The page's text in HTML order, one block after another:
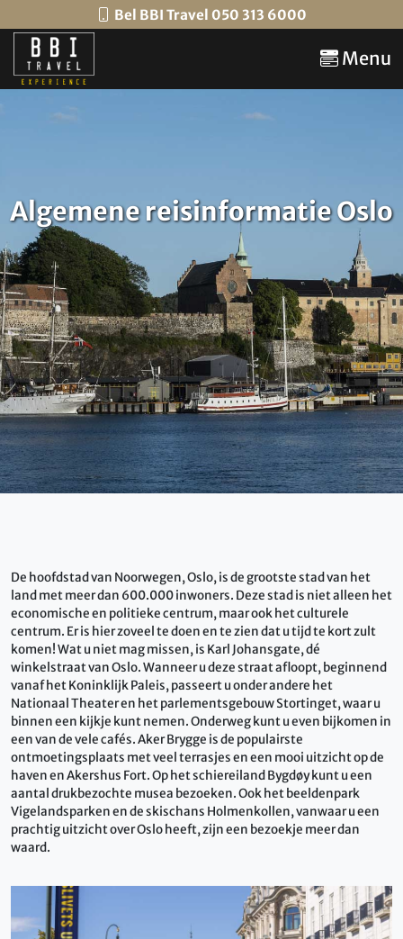
Bel BBI Travel 050 313 6000
Menu
Algemene reisinformatie Oslo
De hoofdstad van Noorwegen, Oslo, is de grootste stad van het
land met meer dan 600.000 inwoners. Deze stad is niet alleen het
economische en politieke centrum, maar ook het culturele
centrum. Er is hier zoveel te doen en te zien dat u tijd te kort zult
komen! Wat u niet mag missen, is Karl Johansgate, dé
winkelstraat van Oslo. Wanneer u deze straat afloopt, beginnend
vanaf het Koninklijk Paleis, passeert u onder andere het
Nationaal Theater en het parlementsgebouw Stortinget, waar u
binnen een kijkje kunt nemen. Onderweg kunt u even bijkomen in
een van de vele cafés. Aker Brygge is de populairste
ontmoetingsplaats met veel terrasjes en een mooi uitzicht op de
haven en Akershus Fort. Op het schiereiland Bygdøy kunt u een
aantal drukbezochte musea bezoeken. Ook het beeldenpark
Vigelandsparken en de skischans Holmenkollen, vanwaar u een
prachtig uitzicht over Oslo heeft, zijn een bezoekje meer dan
waard.